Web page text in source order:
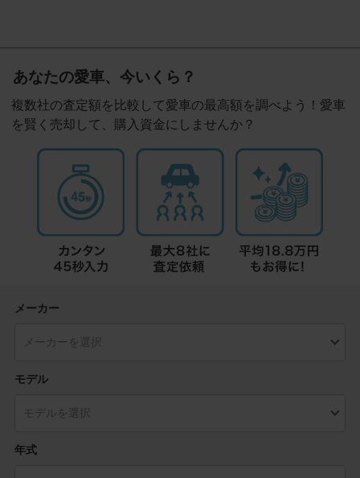
あなたの愛車、今いくら？
複数社の査定額を比較して愛車の最高額を調べよう！愛車
を賢く売却して、購入資金にしませんか？
メーカー
モデル
年式